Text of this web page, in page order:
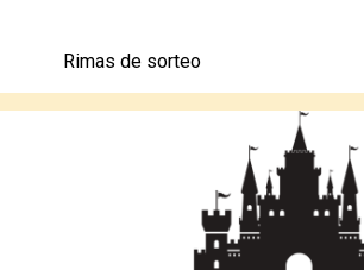
Rimas de sorteo